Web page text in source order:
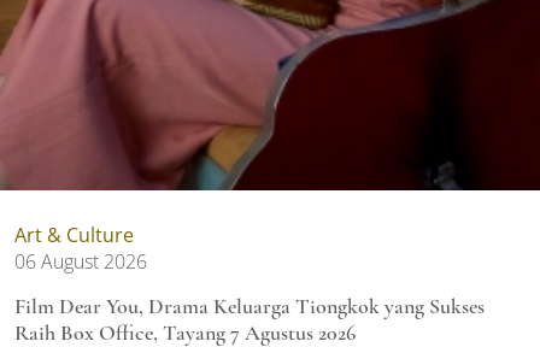
Art & Culture
06 August 2026
Film Dear You, Drama Keluarga Tiongkok yang Sukses
Raih Box Office, Tayang 7 Agustus 2026